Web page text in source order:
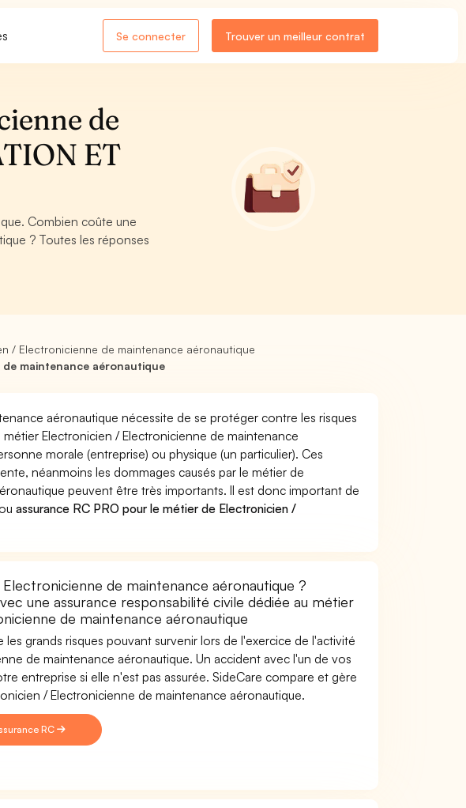
Se connecter Trouver un meilleur contrat
de
ET
Combien coûte une
? Toutes les réponses
/ Electronicienne de maintenance aéronautique
maintenance aéronautique
aéronautique nécessite de se protéger contre les risques
Electronicien / Electronicienne de maintenance
morale (entreprise) ou physique (un particulier). Ces
néanmoins les dommages causés par le métier de
peuvent être très importants. Il est donc important de
ouassurance RC PRO pour le métier de Electronicien /
de maintenance aéronautique ?
une assurance responsabilité civile dédiée au métier
de maintenance aéronautique
grands risques pouvant survenir lors de l'exercice de l'activité
de maintenance aéronautique. Un accident avec l'un de vos
entreprise si elle n'est pas assurée. SideCare compare et gère
/ Electronicienne de maintenance aéronautique.
RC